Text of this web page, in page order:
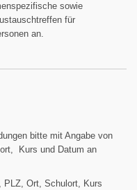
sowie
für
an.
bitte mit Angabe von
Kurs und Datum an
PLZ, Ort, Schulort, Kurs